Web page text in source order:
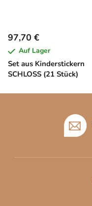
Set aus Kinderstickern
SCHLOSS (21 Stück)
97,70 €
Auf Lager